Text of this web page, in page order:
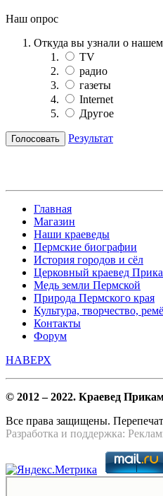
Наш опрос
Откуда вы узнали о нашем
TV
радио
газеты
Internet
Другое
Результат
Главная
Магазин
Наши краеведы
Пермские биографии
История городов и сёл
Церковный краевед
Медь земли Пермской
Природа Пермского края
Культура, творчество,
Контакты
Форум
НАВЕРХ
© 2012 – 2022. Краевед
Все права защищены.
Разработка и поддержка: